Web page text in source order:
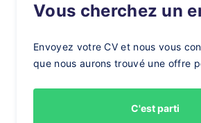
Vous cherchez un
Envoyez votre CV et nous vous
que nous aurons trouvé une offre
C'est parti